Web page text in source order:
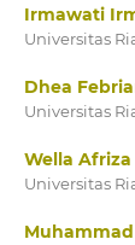
Irmawati
Universitas
Dhea
Universitas
Wella Afriza
Universitas